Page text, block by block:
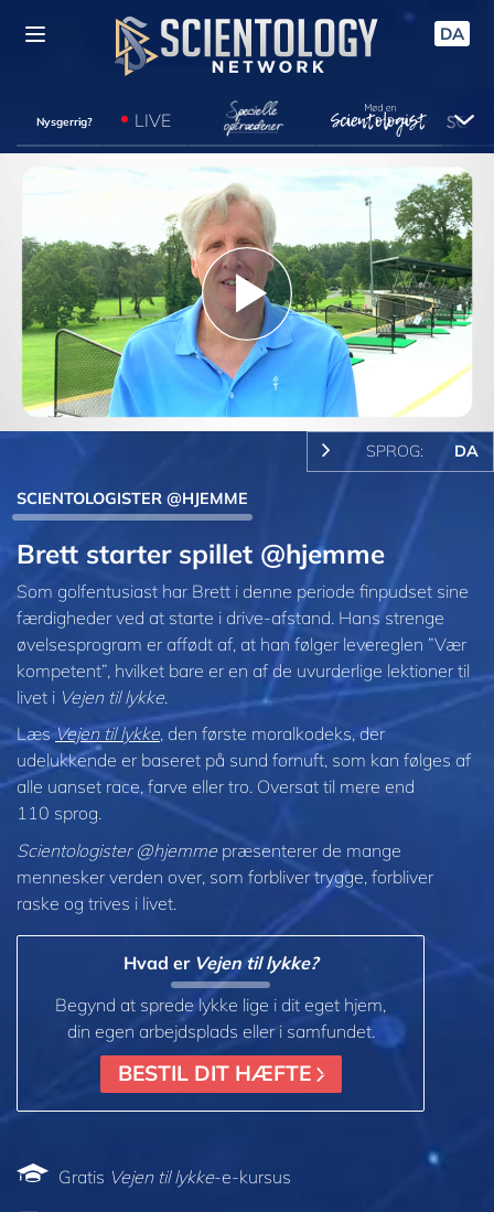
DA
Nysgerrig? LIVE
Play
Video
SPROG: DA
SCIENTOLOGISTER @HJEMME
Brett starter spillet @hjemme
Som golfentusiast har Brett i denne periode finpudset sine
færdigheder ved at starte i drive-afstand. Hans strenge
øvelsesprogram er affødt af, at han følger levereglen ”Vær
kompetent”, hvilket bare er en af de uvurderlige lektioner til
livet i Vejen til lykke
LæsVejen til lykke, den første moralkodeks, der
udelukkende er baseret på sund fornuft, som kan følges af
alle uanset race, farve eller tro. Oversat til mere end
110 sprog.
Scientologister @hjemme præsenterer de mange
mennesker verden over, som forbliver trygge, forbliver
raske og trives i livet.
Hvad er Vejen til lykke?
Begynd at sprede lykke lige i dit eget hjem,
din egen arbejdsplads eller i samfundet.
BESTIL DIT HÆFTE
Gratis Vejen til lykke-e-kursus